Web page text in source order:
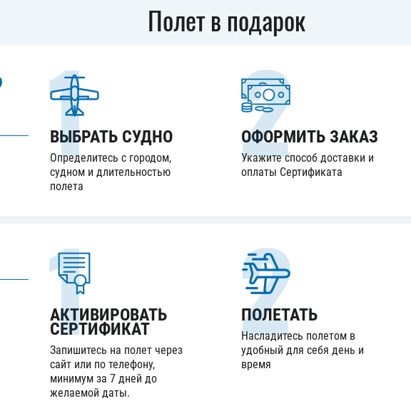
Полет в подарок
1
ВЫБРАТЬ СУДНО
Определитесь с городом,
судном и длительностью
полета
2
ОФОРМИТЬ ЗАКАЗ
Укажите способ доставки и
оплаты Сертификата
1
АКТИВИРОВАТЬ
СЕРТИФИКАТ
Запишитесь на полет через
сайт или по телефону,
минимум за 7 дней до
желаемой даты.
2
ПОЛЕТАТЬ
Насладитесь полетом в
удобный для себя день и
время